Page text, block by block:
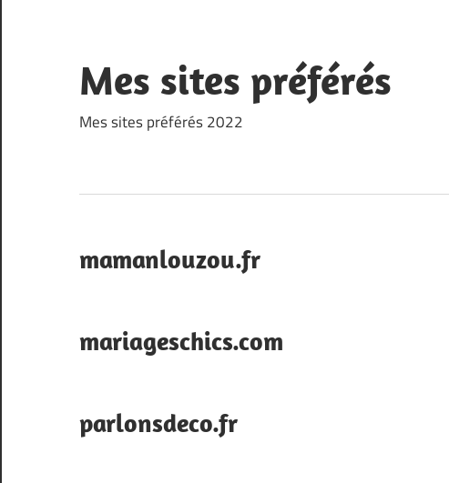
content
Mes sites préférés
Mes sites préférés 2022
mamanlouzou.fr
mariageschics.com
parlonsdeco.fr